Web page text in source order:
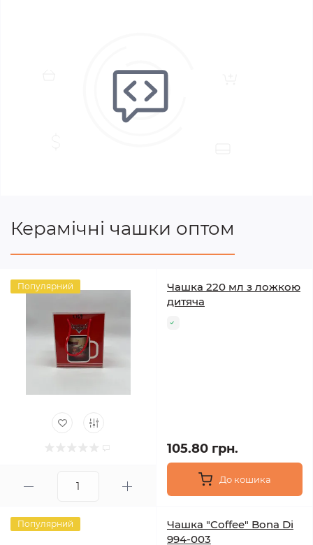
Керамічні чашки оптом
Популярний
Чашка 220 мл з ложкою
дитяча
105.80 грн.
До кошика
Популярний
Чашка "Coffee" Bona Di
994-003